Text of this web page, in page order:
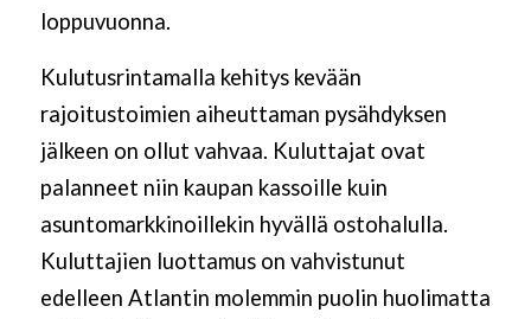
loppuvuonna.
Kulutusrintamalla kehitys kevään
rajoitustoimien aiheuttaman pysähdyksen
jälkeen on ollut vahvaa. Kuluttajat ovat
palanneet niin kaupan kassoille kuin
asuntomarkkinoillekin hyvällä ostohalulla.
Kuluttajien luottamus on vahvistunut
edelleen Atlantin molemmin puolin huolimatta